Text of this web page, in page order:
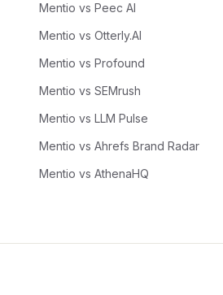
Mentio vs Peec AI
Mentio vs Otterly.AI
Mentio vs Profound
Mentio vs SEMrush
Mentio vs LLM Pulse
Mentio vs Ahrefs Brand Radar
Mentio vs AthenaHQ